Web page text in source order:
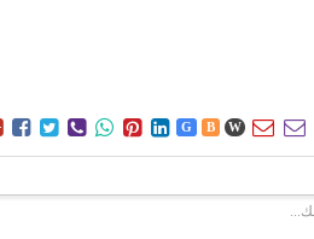
      G B W  